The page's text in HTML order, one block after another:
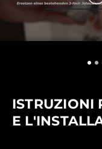
ISTRUZIONI
E